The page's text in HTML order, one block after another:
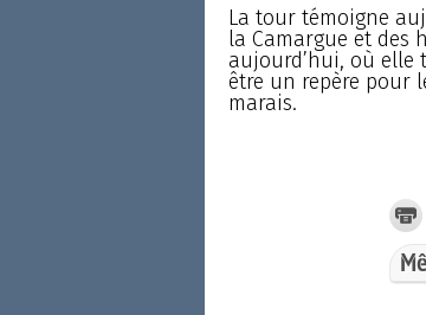
La tour témoigne
la Camargue et des
aujourd’hui, où elle
être un repère pour
marais.